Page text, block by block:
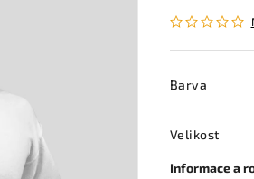
Barva
Velikost
Informace a